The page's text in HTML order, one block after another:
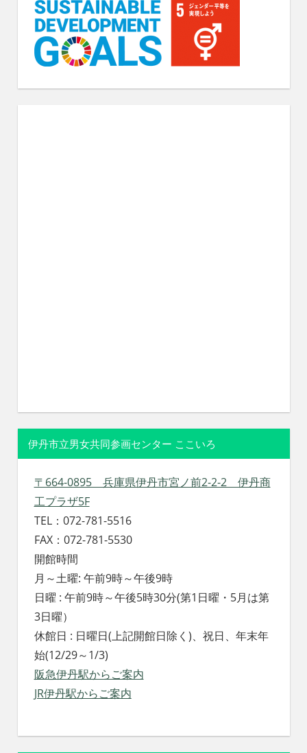
ち
へ
伊丹市立男女共同参画センター ここいろ
〒664-0895 兵庫県伊丹市宮ノ前2-2-2 伊丹商
工プラザ5F
TEL：072-781-5516
FAX：072-781-5530
開館時間
月～土曜: 午前9時～午後9時
日曜 : 午前9時～午後5時30分(第1日曜・5月は第
3日曜）
休館日 : 日曜日(上記開館日除く)、祝日、年末年
始(12/29～1/3)
阪急伊丹駅からご案内
JR伊丹駅からご案内